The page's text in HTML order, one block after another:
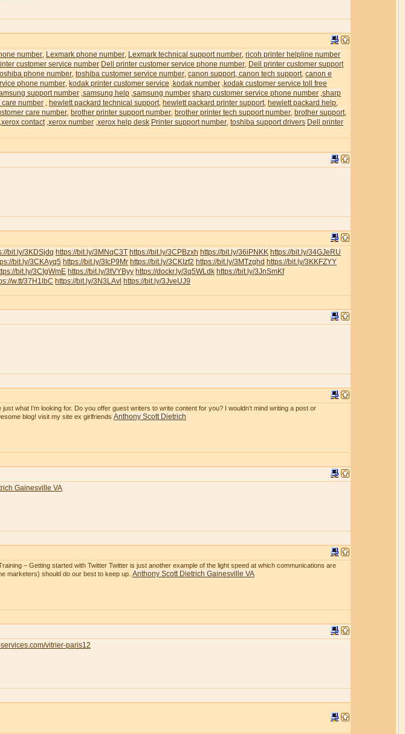
number Lexmark phone number Lexmark technical support number ricoh printer helpline number
customer service number Dell printer customer service phone number Dell printer customer support
phone number toshiba customer service number canon support, canon tech support canon e
phone number kodak printer customer service kodak number kodak customer service toll free
support number samsung help samsung number sharp customer service phone number sharp
number hewlett packard technical support hewlett packard printer support hewlett packard help
care number brother printer support number brother printer tech support number brother support
xerox contact xerox number xerox help desk Printer support number toshiba support drivers Dell printer
bit.ly/3KDSjdq https://bit.ly/3MNqC3T https://bit.ly/3CPBzxh https://bit.ly/36iPNKK https://bit.ly/34GJeRU
bit.ly/3CKAyq5 https://bit.ly/3IcP9Mr https://bit.ly/3CKIzf2 https://bit.ly/3MTzghd https://bit.ly/3KKFZYY
bit.ly/3CIgWmE https://bit.ly/3tVYByy https://dockr.ly/3q5WLdk https://bit.ly/3JnSmKf
w.tt/37H1lbC https://bit.ly/3N3LAvl https://bit.ly/3JveUJ9
what I’m looking for. Do you offer guest writers to write content for you? I wouldn’t mind writing a post or
blog! visit my site ex girlfriends Anthony Scott Dietrich
Gainesville VA
– Getting started with Twitter Twitter is just another example of the light speed at which communications are
marketers) should do our best to keep up. Anthony Scott Dietrich Gainesville VA
vitrier-paris12